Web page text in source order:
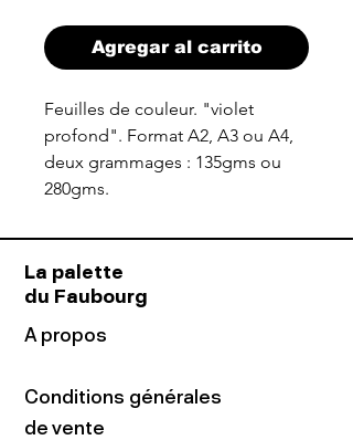
Agregar al carrito
Feuilles de couleur. "violet
profond". Format A2, A3 ou A4,
deux grammages : 135gms ou
280gms.
La palette
du Faubourg
A propos
Conditions générales
de vente